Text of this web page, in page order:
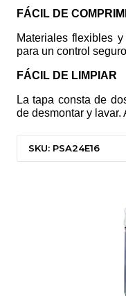
FÁCIL DE
Materiales flexibles
para un control
FÁCIL DE LIMPIAR
La tapa consta de
de desmontar y
SKU: PSA24E16